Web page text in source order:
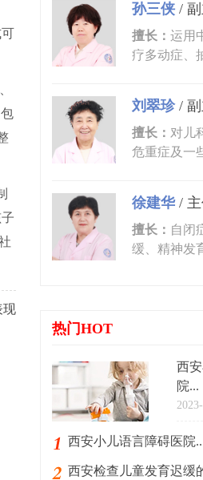
现
孙三侠 /
擅长： 运用
疗多动症、
刘翠珍/
擅长： 对儿
危重症及一
徐建华/
擅长： 自闭
缓、精神发
热门HOT
西
院...
西安小儿语言障碍医院
西安检查儿童发育迟缓